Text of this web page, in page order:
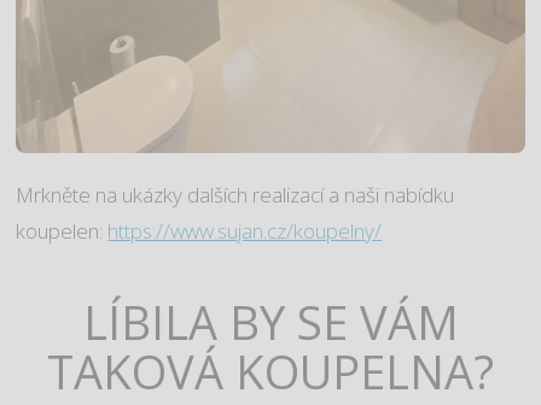
Mrkněte na ukázky dalších realizací a naši nabídku
koupelen: https://www.sujan.cz/koupelny/
LÍBILA BY SE VÁM
TAKOVÁ KOUPELNA?